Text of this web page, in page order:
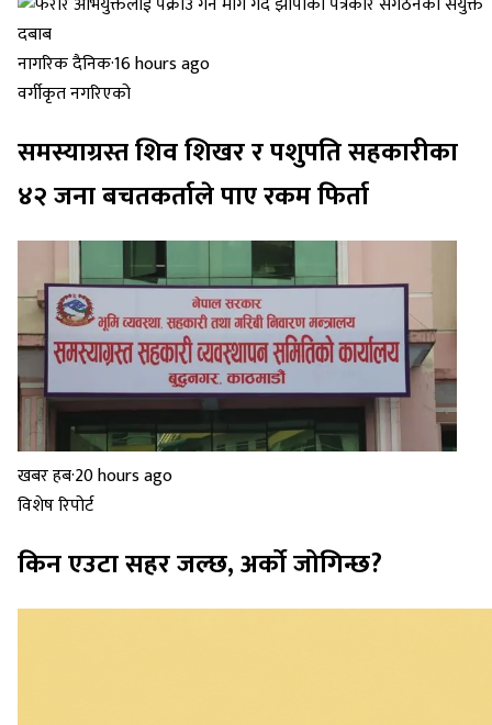
नागरिक दैनिक·16 hours ago
वर्गीकृत नगरिएको
समस्याग्रस्त शिव शिखर र पशुपति सहकारीका
४२ जना बचतकर्ताले पाए रकम फिर्ता
खबर हब·20 hours ago
विशेष रिपोर्ट
किन एउटा सहर जल्छ, अर्को जोगिन्छ?